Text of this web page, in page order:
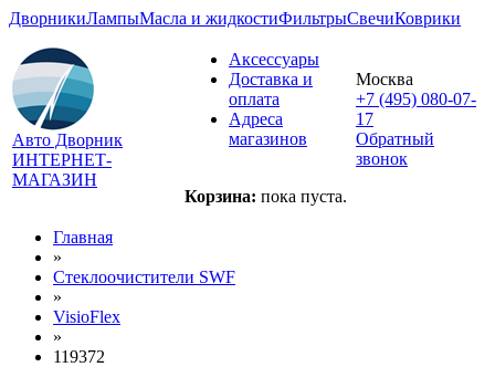
ДворникиЛампыМасла и жидкостиФильтрыСвечиКоврики
Авто Дворник
ИНТЕРНЕТ-
МАГАЗИН
Аксессуары
Доставка и
оплата
Адреса
магазинов
Корзина: пока пуста.
Москва
+7 (495) 080-07-
17
Обратный
звонок
Главная
»
Стеклоочистители SWF
»
VisioFlex
»
119372